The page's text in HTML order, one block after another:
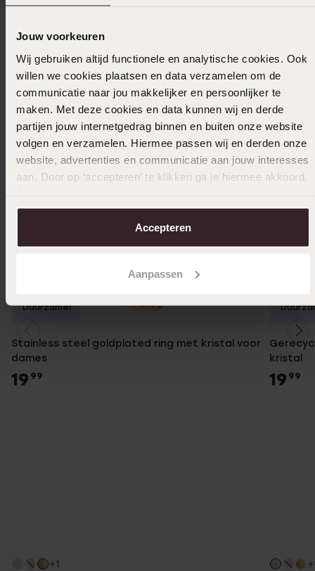
Jouw voorkeuren
Wij gebruiken altijd functionele en analytische cookies. Ook
willen we cookies plaatsen en data verzamelen om de
communicatie naar jou makkelijker en persoonlijker te
maken. Met deze cookies en data kunnen wij en derde
partijen jouw internetgedrag binnen en buiten onze website
volgen en verzamelen. Hiermee passen wij en derden onze
website, advertenties en communicatie aan jouw interesses
aan. Door op ‘accepteren’ te klikken ga je hiermee akkoord.
over in onscookiebeleid.
Accepteren
Aanpassen
Ook leuk voor jou
Stainless steel goldplated ring met kristal voor
dames
19 99
+1
Duurzamer
kristal
19 99